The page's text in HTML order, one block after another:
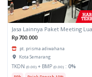
Rp700.000
pt. prisma adiwahana
Kota Semarang
TKDN (0.00) + BMP (0.00) : 0%